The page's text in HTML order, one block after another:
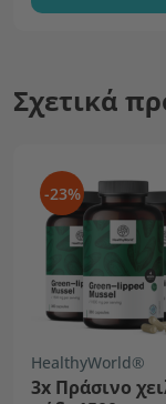
Σχετικά
-23%
HealthyWorld®
3x Πράσινο